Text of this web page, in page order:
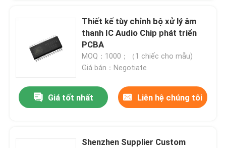
Thiết kế tùy chỉnh bộ xử lý âm
thanh IC Audio Chip phát triển
PCBA
MOQ：1000；（1 chiếc cho mẫu)
Giá bán：Negotiate
Giá tốt nhất Liên hệ chúng tôi
Shenzhen Supplier Custom